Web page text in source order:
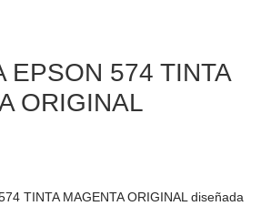
EPSON 574 TINTA
ORIGINAL
TINTA MAGENTA ORIGINAL diseñada